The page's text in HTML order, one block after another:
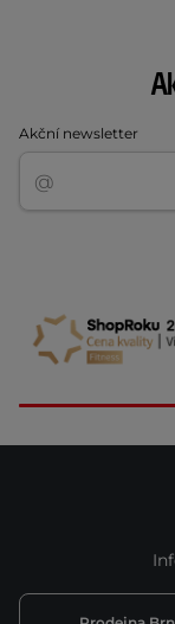
Akční newsletter